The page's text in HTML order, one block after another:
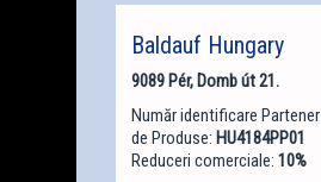
Baldauf Hungary
9089 Pér, Domb út 21.
Număr identificare Partener
de Produse: HU4184PP01
Reduceri comerciale: 10%